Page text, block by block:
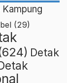
Kampung
(29)
Detak